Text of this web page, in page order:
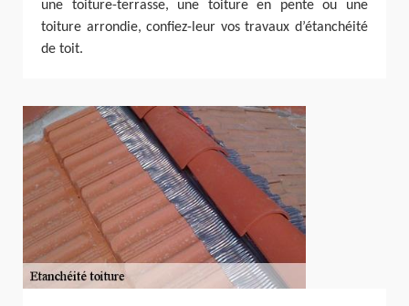
une toiture-terrasse, une toiture en pente ou une
toiture arrondie, confiez-leur vos travaux d’étanchéité
de toit.